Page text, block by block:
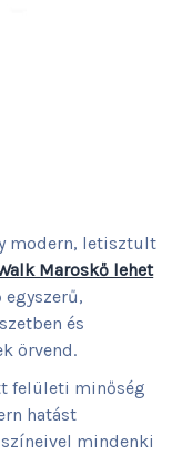
modern, letisztult
Maroskő lehet
egyszerű,
és
örvend.
felületi minőség
hatást
színeivel mindenki